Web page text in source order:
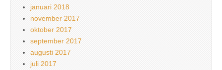
januari 2018
november 2017
oktober 2017
september 2017
augusti 2017
juli 2017